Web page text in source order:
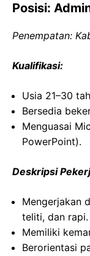
Posisi:
Penempatan:
Kualifikasi:
Usia 21–30
Bersedia
Menguasai
PowerPoint).
Deskripsi
Mengerjakan
teliti, dan rapi.
Memiliki
Berorientasi